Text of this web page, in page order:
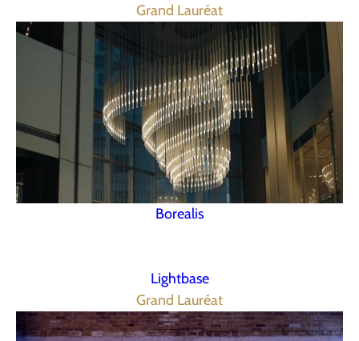
Grand Lauréat
Borealis
Lightbase
Grand Lauréat